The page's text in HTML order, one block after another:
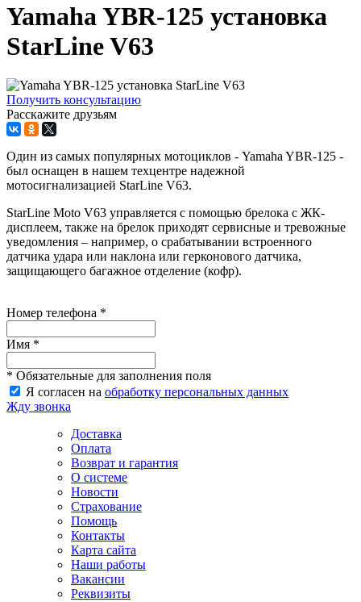
Yamaha YBR-125 установка
StarLine V63
Получить консультацию
Расскажите друзьям
Один из самых популярных мотоциклов - Yamaha YBR-125 -
был оснащен в нашем техцентре надежной
мотосигнализацией StarLine V63.
StarLine Moto V63 управляется с помощью брелока с ЖК-
дисплеем, также на брелок приходят сервисные и тревожные
уведомления – например, о срабатывании встроенного
датчика удара или наклона или герконового датчика,
защищающего багажное отделение (кофр).
Номер телефона *
Имя *
* Обязательные для заполнения поля
Я согласен на обработку персональных данных
Жду звонка
Доставка
Оплата
Возврат и гарантия
О системе
Новости
Страхование
Помощь
Контакты
Карта сайта
Наши работы
Вакансии
Реквизиты